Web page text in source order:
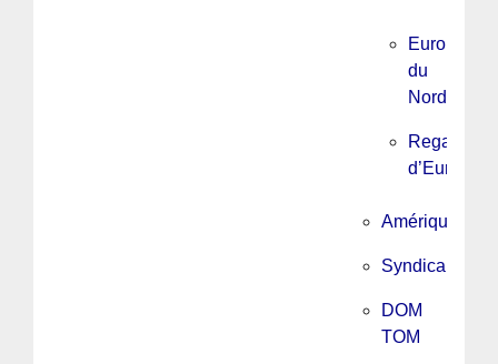
Europe
du
Nord
Regards
d’Europe
Amérique
Syndicalisme
DOM
TOM